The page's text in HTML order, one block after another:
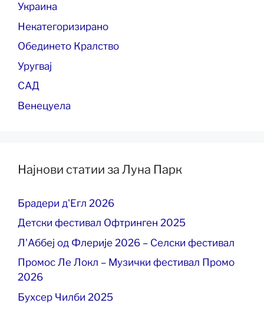
Украина
Некатегоризирано
Обединето Кралство
Уругвај
САД
Венецуела
Најнови статии за Луна Парк
Брадери д'Егл 2026
Детски фестивал Офтринген 2025
Л'Аббеј од Флерије 2026 – Селски фестивал
Промос Ле Локл – Музички фестивал Промо
2026
Бухсер Чилби 2025